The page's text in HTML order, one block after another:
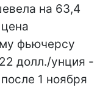
на 63,4
фьючерсу
долл./унция -
1 ноября